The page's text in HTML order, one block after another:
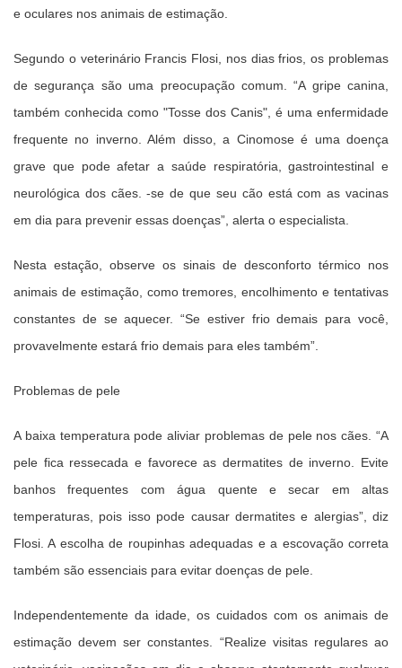
e oculares nos animais de estimação.
Segundo o veterinário Francis Flosi, nos dias frios, os problemas
de segurança são uma preocupação comum. “A gripe canina,
também conhecida como "Tosse dos Canis", é uma enfermidade
frequente no inverno. Além disso, a Cinomose é uma doença
grave que pode afetar a saúde respiratória, gastrointestinal e
neurológica dos cães. -se de que seu cão está com as vacinas
em dia para prevenir essas doenças”, alerta o especialista.
Nesta estação, observe os sinais de desconforto térmico nos
animais de estimação, como tremores, encolhimento e tentativas
constantes de se aquecer. “Se estiver frio demais para você,
provavelmente estará frio demais para eles também”.
Problemas de pele
A baixa temperatura pode aliviar problemas de pele nos cães. “A
pele fica ressecada e favorece as dermatites de inverno. Evite
banhos frequentes com água quente e secar em altas
temperaturas, pois isso pode causar dermatites e alergias”, diz
Flosi. A escolha de roupinhas adequadas e a escovação correta
também são essenciais para evitar doenças de pele.
Independentemente da idade, os cuidados com os animais de
estimação devem ser constantes. “Realize visitas regulares ao